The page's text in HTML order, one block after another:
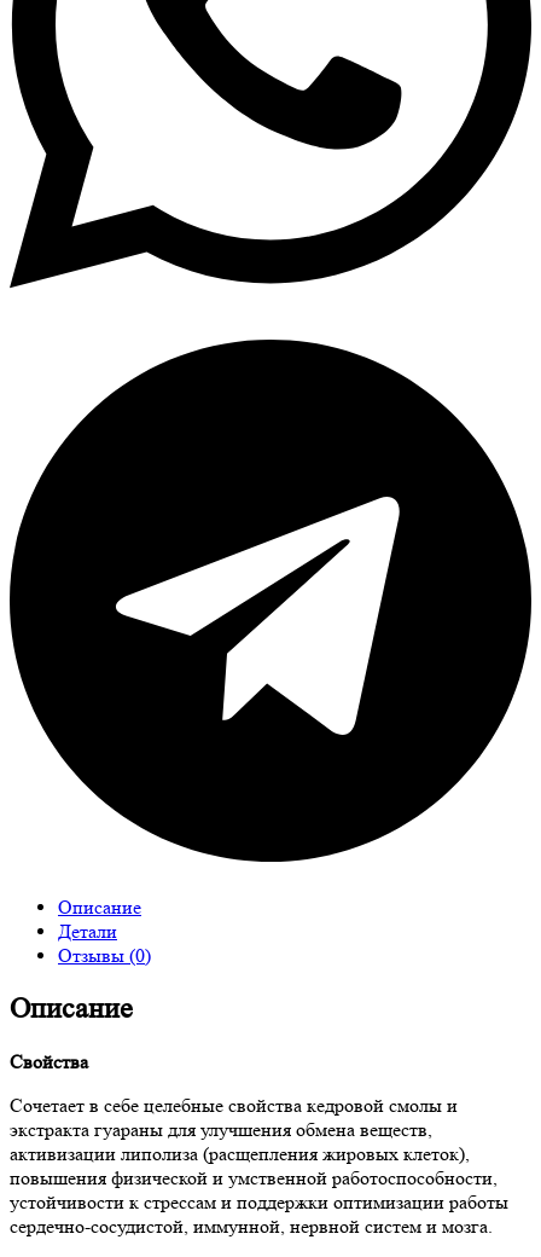
Описание
Детали
Отзывы (0)
Описание
Свойства
Сочетает в себе целебные свойства кедровой смолы и
экстракта гуараны для улучшения обмена веществ,
активизации липолиза (расщепления жировых клеток),
повышения физической и умственной работоспособности,
устойчивости к стрессам и поддержки оптимизации работы
сердечно-сосудистой, иммунной, нервной систем и мозга.